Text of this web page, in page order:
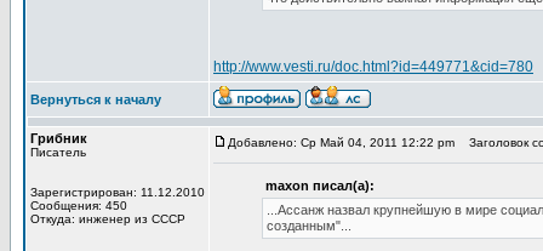
http://www.vesti.ru/doc.html?id=449771&cid=780
Вернуться к началу
Грибник
Писатель
Зарегистрирован: 11.12.2010
Сообщения: 450
Откуда: инженер из СССР
Добавлено: Ср Май 04, 2011 12:22 pm Заголовок
maxon писал(а):
...Ассанж назвал крупнейшую в мире
созданным"...